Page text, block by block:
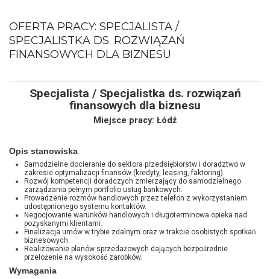
OFERTA PRACY: SPECJALISTA /
SPECJALISTKA DS. ROZWIĄZAŃ
FINANSOWYCH DLA BIZNESU
Specjalista / Specjalistka ds. rozwiązań
finansowych dla biznesu
Miejsce pracy: Łódź
Opis stanowiska
Samodzielne docieranie do sektora przedsiębiorstw i doradztwo w
zakresie optymalizacji finansów (kredyty, leasing, faktoring).
Rozwój kompetencji doradczych zmierzający do samodzielnego
zarządzania pełnym portfolio usług bankowych.
Prowadzenie rozmów handlowych przez telefon z wykorzystaniem
udostępnionego systemu kontaktów.
Negocjowanie warunków handlowych i długoterminowa opieka nad
pozyskanymi klientami.
Finalizacja umów w trybie zdalnym oraz w trakcie osobistych spotkań
biznesowych.
Realizowanie planów sprzedażowych dających bezpośrednie
przełożenie na wysokość zarobków.
Wymagania